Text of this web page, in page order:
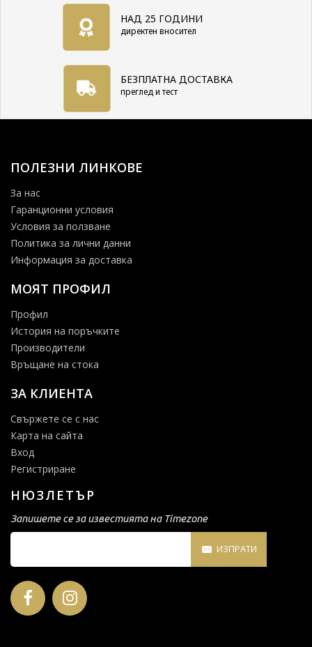
НАД 25 ГОДИНИ
директен вносител
БЕЗПЛАТНА ДОСТАВКА
преглед и тест
ПОЛЕЗНИ ЛИНКОВЕ
За нас
Гаранционни условия
Условия за ползване
Политика за лични данни
Информация за доставка
МОЯТ ПРОФИЛ
Профил
История на поръчките
Производители
Връщане на стока
ЗА КЛИЕНТА
Свържете се с нас
Карта на сайта
Вход
Регистриране
НЮЗЛЕТЪР
Запишете се за известията на Timezone
ИЗПРАТИ